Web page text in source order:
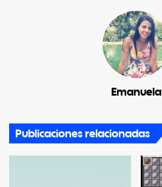
Emanuela
Publicaciones relacionadas